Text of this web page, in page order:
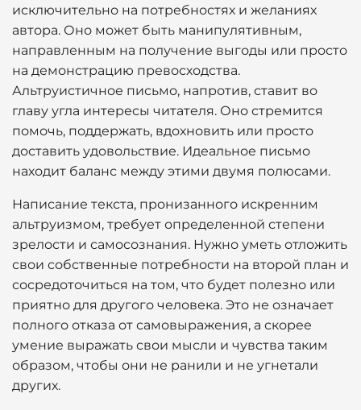
исключительно на потребностях и желаниях
автора. Оно может быть манипулятивным,
направленным на получение выгоды или просто
на демонстрацию превосходства.
Альтруистичное письмо, напротив, ставит во
главу угла интересы читателя. Оно стремится
помочь, поддержать, вдохновить или просто
доставить удовольствие. Идеальное письмо
находит баланс между этими двумя полюсами.
Написание текста, пронизанного искренним
альтруизмом, требует определенной степени
зрелости и самосознания. Нужно уметь отложить
свои собственные потребности на второй план и
сосредоточиться на том, что будет полезно или
приятно для другого человека. Это не означает
полного отказа от самовыражения, а скорее
умение выражать свои мысли и чувства таким
образом, чтобы они не ранили и не угнетали
других.